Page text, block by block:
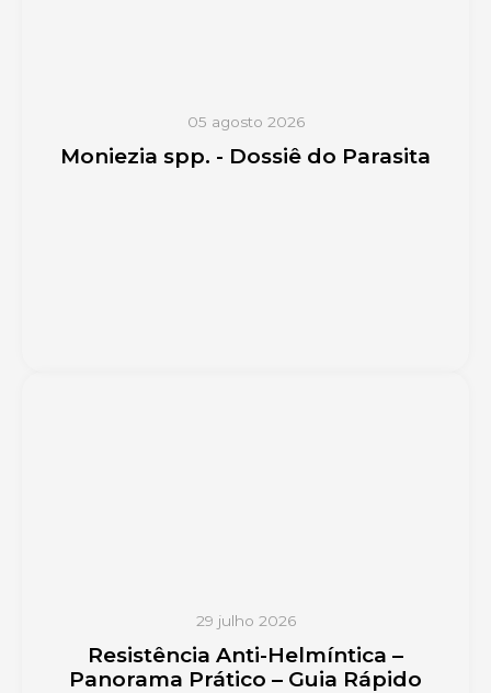
05 agosto 2026
Moniezia spp. - Dossiê do Parasita
29 julho 2026
Resistência Anti-Helmíntica –
Panorama Prático – Guia Rápido